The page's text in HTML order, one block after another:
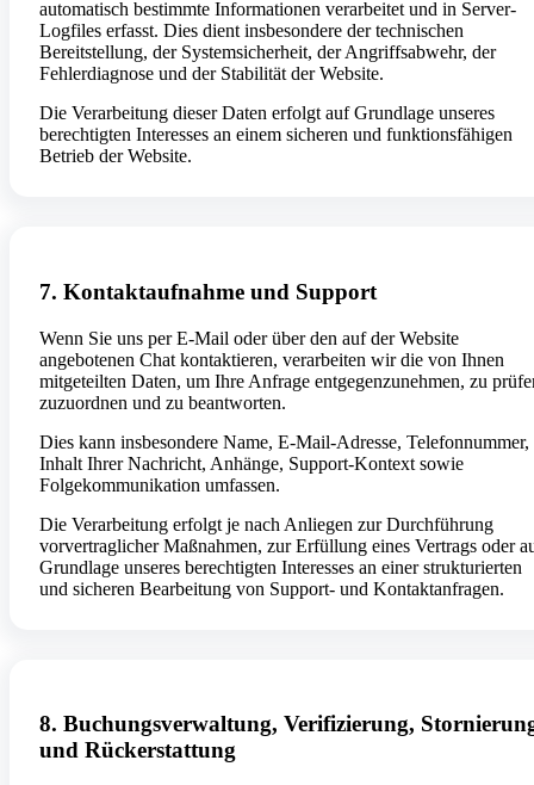
automatisch bestimmte Informationen verarbeitet und in Server-
Logfiles erfasst. Dies dient insbesondere der technischen
Bereitstellung, der Systemsicherheit, der Angriffsabwehr, der
Fehlerdiagnose und der Stabilität der Website.
Die Verarbeitung dieser Daten erfolgt auf Grundlage unseres
berechtigten Interesses an einem sicheren und funktionsfähigen
Betrieb der Website.
7. Kontaktaufnahme und Support
Wenn Sie uns per E-Mail oder über den auf der Website
angebotenen Chat kontaktieren, verarbeiten wir die von Ihnen
mitgeteilten Daten, um Ihre Anfrage entgegenzunehmen, zu
zuzuordnen und zu beantworten.
Dies kann insbesondere Name, E-Mail-Adresse, Telefonnummer,
Inhalt Ihrer Nachricht, Anhänge, Support-Kontext sowie
Folgekommunikation umfassen.
Die Verarbeitung erfolgt je nach Anliegen zur Durchführung
vorvertraglicher Maßnahmen, zur Erfüllung eines Vertrags oder
Grundlage unseres berechtigten Interesses an einer strukturierten
und sicheren Bearbeitung von Support- und Kontaktanfragen.
8. Buchungsverwaltung, Verifizierung,
und Rückerstattung